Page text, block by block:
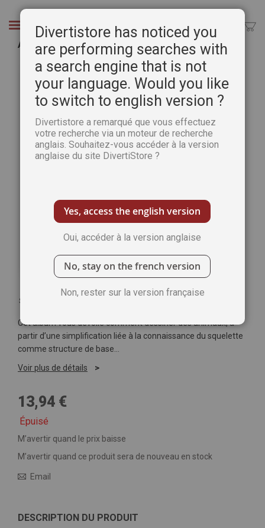
Chercher
Apprendre à dessiner les animaux
Passer
galerie
d’images
Soyez le premier à commenter ce produit
Cet album vous dévoile comment dessiner des animaux, à
partir d’une simplification liée à la connaissance du squelette
comme structure de base…
Voir plus de détails
13,94 €
Épuisé
M’avertir quand le prix baisse
M’avertir quand ce produit sera de nouveau en stock
Email
DESCRIPTION DU PRODUIT
Divertistore has noticed you
are performing searches with
a search engine that is not
your language. Would you like
to switch to english version ?
Divertistore a remarqué que vous effectuez
votre recherche via un moteur de recherche
anglais. Souhaitez-vous accéder à la version
anglaise du site DivertiStore ?
Yes, access the english version
Oui, accéder à la version anglaise
No, stay on the french version
Non, rester sur la version française